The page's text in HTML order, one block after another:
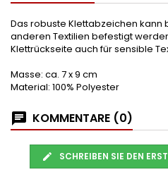
Das robuste Klettabzeichen
anderen Textilien befestigt
Klettrückseite auch für sensible
Masse: ca. 7 x 9 cm
Material: 100% Polyester
KOMMENTARE (0)
SCHREIBEN SIE DEN